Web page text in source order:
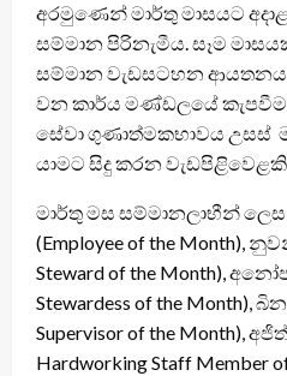
අරමුණෙන් මාර්තු මාසයට
සම්මාන පිරිනැමීය. සෑම
සම්මාන වැඩසටහන
වන කාර්ය මණ්ඩලයේ
සේවා ගුණාත්මකභාවය උසස්
යාමට සිදු කරන
මාර්තු මස සම්මානලාභීන්
(Employee of the Month),
Steward of the Month),
Stewardess of the Month),
Supervisor of the Month),
Hardworking Staff